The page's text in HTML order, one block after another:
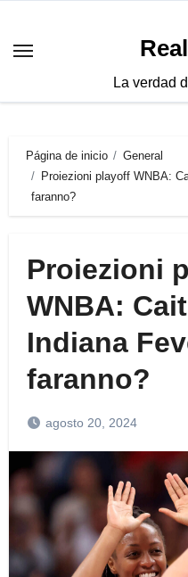
contenido
La verdad
Página de inicio
General
Proiezioni playoff WNBA:
faranno?
Proiezioni
WNBA:
Indiana
faranno?
agosto 20, 2024